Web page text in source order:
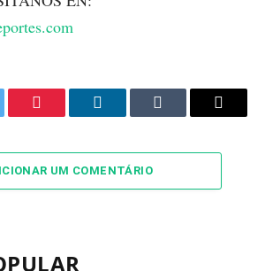
Pinterest LinkedInTumblr Email
UM COMENTÁRIO